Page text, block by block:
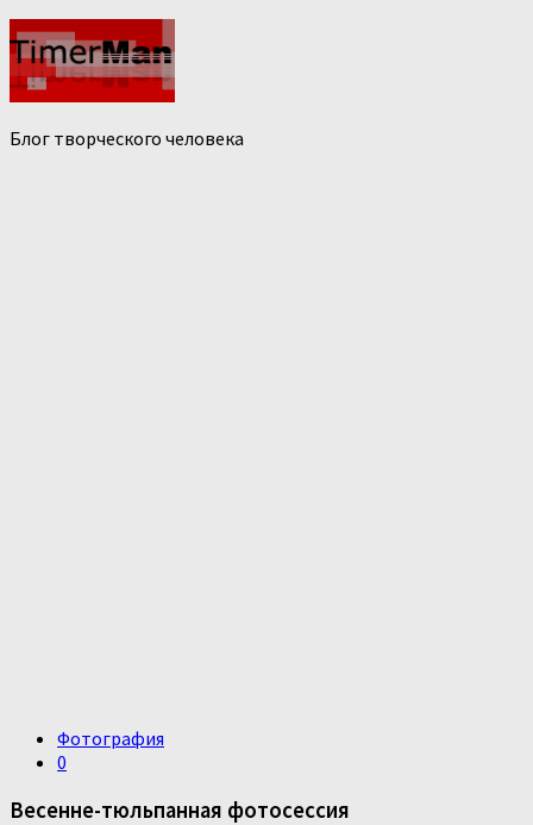
Блог творческого человека
Фотография
0
Весенне-тюльпанная фотосессия